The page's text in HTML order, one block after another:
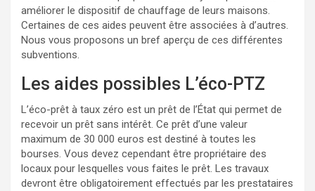
améliorer le dispositif de chauffage de leurs maisons.
Certaines de ces aides peuvent être associées à d’autres.
Nous vous proposons un bref aperçu de ces différentes
subventions.
Les aides possibles L’éco-PTZ
L’éco-prêt à taux zéro est un prêt de l’État qui permet de
recevoir un prêt sans intérêt. Ce prêt d’une valeur
maximum de 30 000 euros est destiné à toutes les
bourses. Vous devez cependant être propriétaire des
locaux pour lesquelles vous faites le prêt. Les travaux
devront être obligatoirement effectués par les prestataires